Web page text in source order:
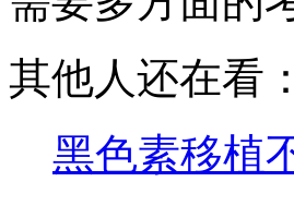
其他人还在看：
黑色素移植